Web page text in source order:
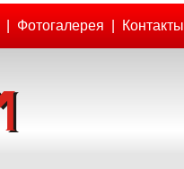
Фотогалерея Контакты